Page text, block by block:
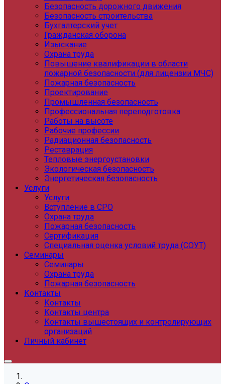
Безопасность дорожного движения
Безопасность строительства
Бухгалтерский учет
Гражданская оборона
Изыскание
Охрана труда
Повышение квалификации в области
пожарной безопасности (для лицензии МЧС)
Пожарная безопасность
Проектирование
Промышленная безопасность
Профессиональная переподготовка
Работы на высоте
Рабочие профессии
Радиационная безопасность
Реставрация
Тепловые энергоустановки
Экологическая безопасность
Энергетическая безопасность
Услуги
Услуги
Вступление в СРО
Охрана труда
Пожарная безопасность
Сертификация
Специальная оценка условий труда (СОУТ)
Семинары
Семинары
Охрана труда
Пожарная безопасность
Контакты
Контакты
Контакты центра
Контакты вышестоящих и контролирующих
организаций
Личный кабинет